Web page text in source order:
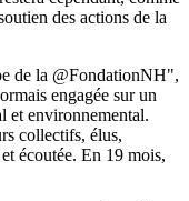
des actions de la
de la @FondationNH",
engagée sur un
et environnemental.
collectifs, élus,
écoutée. En 19 mois,